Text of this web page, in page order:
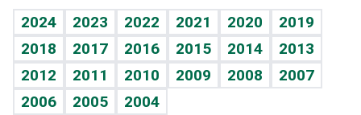
Vida y familia
Eñe
Celebrando la vida
Sin complejos
TBT Deportivo
Guía del dinero
Horóscopos
Crucigramas
2024 2023 2022 2021 2020
2019
2018
2017 2016 2015 2014
2013
2012
2011 2010 2009 2008
2007
2006
2005 2004